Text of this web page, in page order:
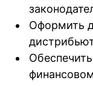
Оформить